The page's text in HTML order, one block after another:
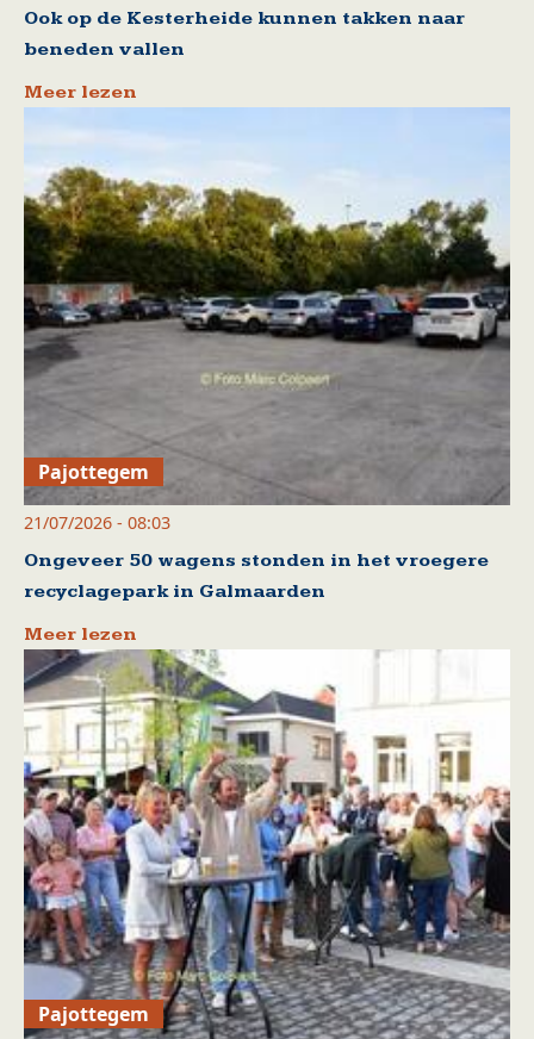
Ook op de Kesterheide kunnen takken naar
beneden vallen
Meer lezen
Pajottegem
21/07/2026 - 08:03
Ongeveer 50 wagens stonden in het vroegere
recyclagepark in Galmaarden
Meer lezen
Pajottegem